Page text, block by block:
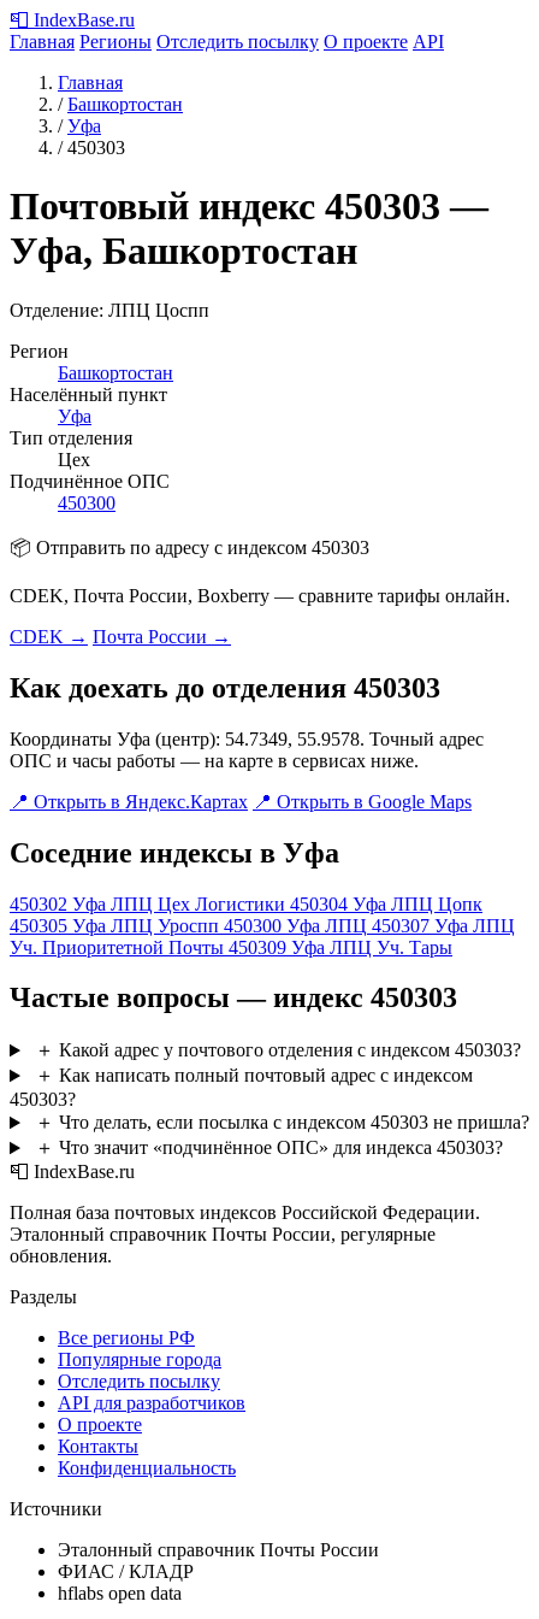
📮 IndexBase.ru
Главная Регионы Отследить посылку О проекте API
Главная
/ Башкортостан
/ Уфа
/ 450303
Почтовый индекс 450303 —
Уфа, Башкортостан
Отделение: ЛПЦ Цоспп
Регион
Башкортостан
Населённый пункт
Уфа
Тип отделения
Цех
Подчинённое ОПС
450300
📦 Отправить по адресу с индексом 450303
CDEK, Почта России, Boxberry — сравните тарифы онлайн.
CDEK → Почта России →
Как доехать до отделения 450303
Координаты Уфа (центр): 54.7349, 55.9578. Точный адрес
ОПС и часы работы — на карте в сервисах ниже.
📍 Открыть в Яндекс.Картах 📍 Открыть в Google Maps
Соседние индексы в Уфа
450302 Уфа ЛПЦ Цех Логистики 450304 Уфа ЛПЦ Цопк
450305 Уфа ЛПЦ Уроспп 450300 Уфа ЛПЦ 450307 Уфа ЛПЦ
Уч. Приоритетной Почты 450309 Уфа ЛПЦ Уч. Тары
Частые вопросы — индекс 450303
＋ Какой адрес у почтового отделения с индексом 450303?
＋ Как написать полный почтовый адрес с индексом
450303?
＋ Что делать, если посылка с индексом 450303 не пришла?
＋ Что значит «подчинённое ОПС» для индекса 450303?
📮 IndexBase.ru
Полная база почтовых индексов Российской Федерации.
Эталонный справочник Почты России, регулярные
обновления.
Разделы
Все регионы РФ
Популярные города
Отследить посылку
API для разработчиков
О проекте
Контакты
Конфиденциальность
Источники
Эталонный справочник Почты России
ФИАС / КЛАДР
hflabs open data